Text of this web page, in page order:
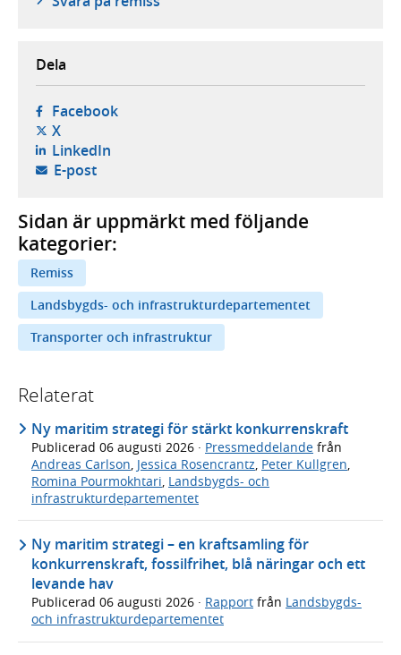
Dela
Facebook- öppnas i ny flik, extern webbplats,
X- öppnas i ny flik, extern webbplats,
LinkedIn- öppnas i ny flik, extern webbplats,
E-post- öppnar din e-postklient,
Sidan är uppmärkt med följande
kategorier:
Remiss
Landsbygds- och infrastrukturdepartementet
Transporter och infrastruktur
Relaterat
Ny maritim strategi för stärkt konkurrenskraft
Publicerad 06 augusti 2026 · Pressmeddelande från
Andreas Carlson Jessica Rosencrantz Peter Kullgren
Romina Pourmokhtari Landsbygds- och
infrastrukturdepartementet
Ny maritim strategi – en kraftsamling för
konkurrenskraft, fossilfrihet, blå näringar och ett
levande hav
Publicerad 06 augusti 2026 · Rapport från Landsbygds-
och infrastrukturdepartementet